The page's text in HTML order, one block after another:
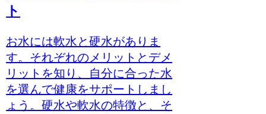
ト
お水には軟水と硬水がありま
す。それぞれのメリットとデメ
リットを知り、自分に合った水
を選んで健康をサポートしまし
ょう。硬水や軟水の特徴と、そ